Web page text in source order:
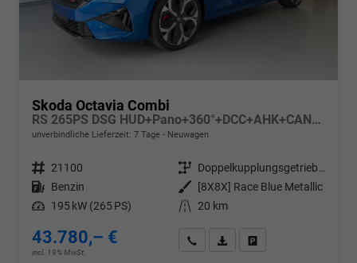
Skoda Octavia Combi
RS 265PS DSG HUD+Pano+360°+DCC+AHK+CANTON+Matrix+Alu19+eHeck+GV4
unverbindliche Lieferzeit: 7 Tage Neuwagen
Fahrzeugnr. 21100 Getriebe
Doppelkupplungsgetriebe (DSG)
Kraftstoff Benzin Außenfarbe
[8X8X] Race Blue Metallic
Leistung 195 kW (265 PS) Kilometerstand 20 km
43.780,– €
incl. 19% MwSt.
Wir rufen Sie anPDF-Datei, Fahrzeugexposé